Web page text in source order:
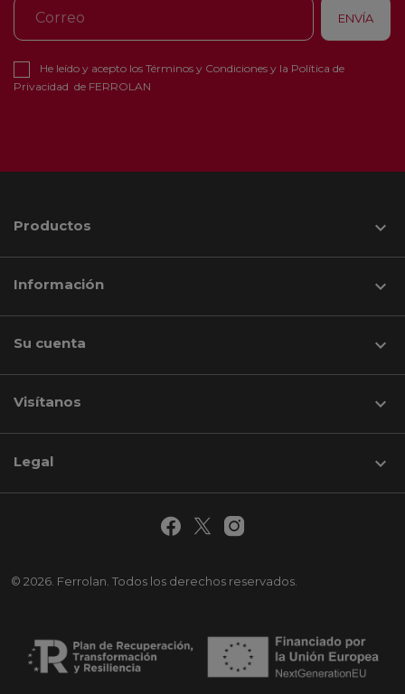
He leído y acepto los Términos y Condiciones y la Política de
Privacidad de FERROLAN
Productos 
Información 
Su cuenta 
Visítanos keyboard_arrow_down
© 2026. Ferrolan. Todos los derechos reservados.
Legal 